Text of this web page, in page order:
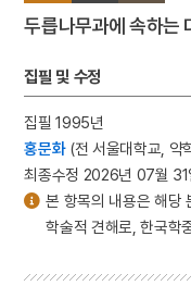
두릅나무과에 속하는
집필 및 수정
집필 1995년
홍문화 (전 서울대학교, 약
최종수정 2026년 07월 31
본 항목의 내용은 해당
학술적 견해로, 한국학